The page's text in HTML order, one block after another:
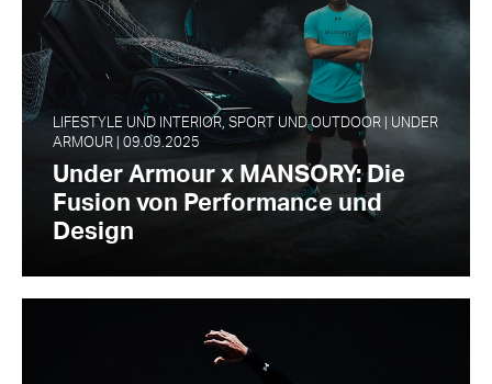
LIFESTYLE UND INTERIOR, SPORT UND OUTDOOR | UNDER
ARMOUR | 09.09.2025
Under Armour x MANSORY: Die
Fusion von Performance und
Design